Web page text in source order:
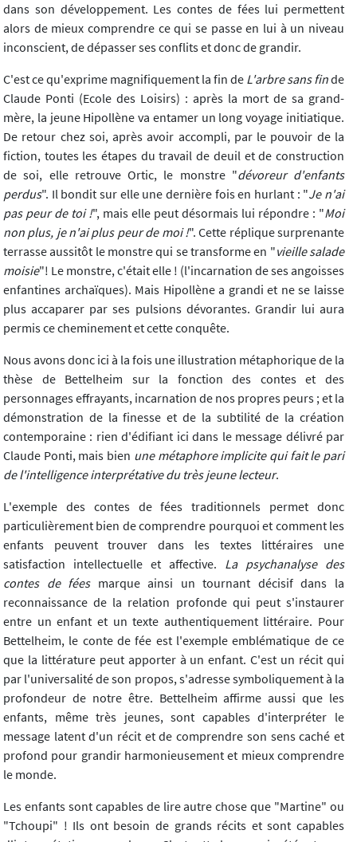
dans son développement. Les contes de fées lui permettent
alors de mieux comprendre ce qui se passe en lui à un niveau
inconscient, de dépasser ses conflits et donc de grandir.
C'est ce qu'exprime magnifiquement la fin de L'arbre sans finde
Claude Ponti (Ecole des Loisirs) : après la mort de sa grand-
mère, la jeune Hipollène va entamer un long voyage initiatique.
De retour chez soi, après avoir accompli, par le pouvoir de la
fiction, toutes les étapes du travail de deuil et de construction
de soi, elle retrouve Ortic, le monstre "dévoreur d'enfants
perdus". Il bondit sur elle une dernière fois en hurlant : "Je n'ai
pas peur de toi !", mais elle peut désormais lui répondre : "Moi
non plus, je n'ai plus peur de moi !". Cette réplique surprenante
terrasse aussitôt le monstre qui se transforme en "vieille salade
moisie"! Le monstre, c'était elle ! (l'incarnation de ses angoisses
enfantines archaïques). Mais Hipollène a grandi et ne se laisse
plus accaparer par ses pulsions dévorantes. Grandir lui aura
permis ce cheminement et cette conquête.
Nous avons donc ici à la fois une illustration métaphorique de la
thèse de Bettelheim sur la fonction des contes et des
personnages effrayants, incarnation de nos propres peurs ; et la
démonstration de la finesse et de la subtilité de la création
contemporaine : rien d'édifiant ici dans le message délivré par
Claude Ponti, mais bien une métaphore implicite qui fait le pari
de l'intelligence interprétative du très jeune lecteur.
L'exemple des contes de fées traditionnels permet donc
particulièrement bien de comprendre pourquoi et comment les
enfants peuvent trouver dans les textes littéraires une
satisfaction intellectuelle et affective. La psychanalyse des
contes de féesmarque ainsi un tournant décisif dans la
reconnaissance de la relation profonde qui peut s'instaurer
entre un enfant et un texte authentiquement littéraire. Pour
Bettelheim, le conte de fée est l'exemple emblématique de ce
que la littérature peut apporter à un enfant. C'est un récit qui
par l'universalité de son propos, s'adresse symboliquement à la
profondeur de notre être. Bettelheim affirme aussi que les
enfants, même très jeunes, sont capables d'interpréter le
message latent d'un récit et de comprendre son sens caché et
profond pour grandir harmonieusement et mieux comprendre
le monde.
Les enfants sont capables de lire autre chose que "Martine" ou
"Tchoupi" ! Ils ont besoin de grands récits et sont capables